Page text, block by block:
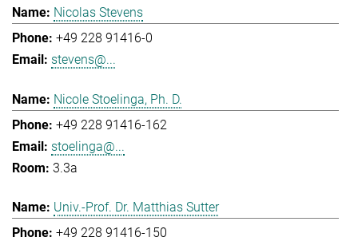
Nicolas Stevens
+49 228 91416-0
stevens@...
Nicole Stoelinga, Ph. D.
+49 228 91416-162
stoelinga@...
3.3a
Univ.-Prof. Dr. Matthias Sutter
+49 228 91416-150